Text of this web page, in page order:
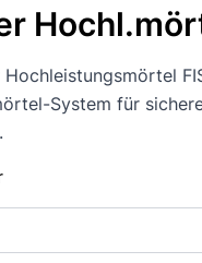
System für